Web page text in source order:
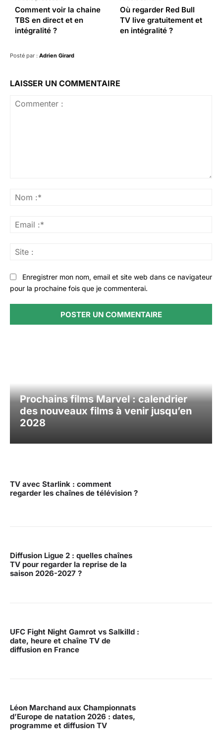
Comment voir la chaine
TBS en direct et en
intégralité ?
Où regarder Red Bull
TV live gratuitement et
en intégralité ?
Posté par : Adrien Girard
LAISSER UN COMMENTAIRE
Enregistrer mon nom, email et site web dans ce navigateur
pour la prochaine fois que je commenterai.
Prochains films Marvel : calendrier
des nouveaux films à venir jusqu’en
2028
TV avec Starlink : comment
regarder les chaînes de télévision ?
Diffusion Ligue 2 : quelles chaînes
TV pour regarder la reprise de la
saison 2026-2027 ?
UFC Fight Night Gamrot vs Salkilld :
date, heure et chaîne TV de
diffusion en France
Léon Marchand aux Championnats
d’Europe de natation 2026 : dates,
programme et diffusion TV